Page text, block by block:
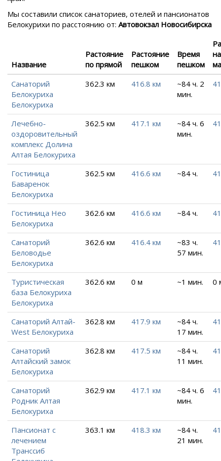
Мы составили список санаториев, отелей и пансионатов
Белокурихи по расстоянию от: Автовокзал Новосибирска
Название
Растояние
по прямой
Растояние
пешком
Время
пешком
на
Санаторий
Белокуриха
Белокуриха
362.3 км 416.8 км
~84 ч. 2
мин.
Лечебно-
оздоровительный
комплекс Долина
Алтая Белокуриха
362.5 км 417.1 км
~84 ч. 6
мин.
Гостиница
Баваренок
Белокуриха
362.5 км 416.6 км ~84 ч.
Гостиница Нео
Белокуриха
362.6 км 416.6 км ~84 ч.
Санаторий
Беловодье
Белокуриха
362.6 км 416.4 км
~83 ч.
57 мин.
Туристическая
база Белокуриха
Белокуриха
362.6 км 0 м ~1 мин. 0
Санаторий Алтай-
West Белокуриха
362.8 км 417.9 км
~84 ч.
17 мин.
Санаторий
Алтайский замок
Белокуриха
362.8 км 417.5 км
~84 ч.
11 мин.
Санаторий
Родник Алтая
Белокуриха
362.9 км 417.1 км
~84 ч. 6
мин.
Пансионат с
лечением
Транссиб
363.1 км 418.3 км
~84 ч.
21 мин.